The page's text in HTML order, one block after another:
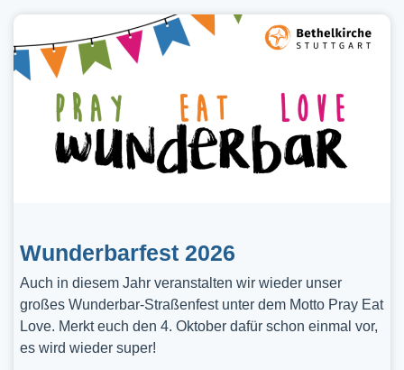
Wunderbarfest 2026
Auch in diesem Jahr veranstalten wir wieder unser
großes Wunderbar-Straßenfest unter dem Motto Pray Eat
Love. Merkt euch den 4. Oktober dafür schon einmal vor,
es wird wieder super!